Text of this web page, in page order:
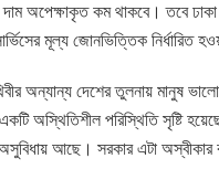
অপেক্ষাকৃত কম থাকবে। তবে ঢাকা
মূল্য জোনভিত্তিক নির্ধারিত
পৃথিবীর অন্যান্য দেশের তুলনায়
অস্থিতিশীল পরিস্থিতি সৃষ্টি
আছে। সরকার এটা অস্বীকার